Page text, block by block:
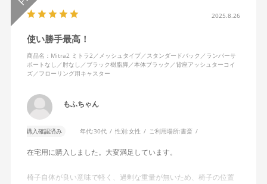
2025.8.26
使い勝手最高！
商品名：Mitra2 ミトラ2／メッシュタイプ／スタンダードバック／ランバーサ
ポートなし／肘なし／ブラック樹脂脚／本体ブラック／背座アッシュターコイ
ズ／フローリング用キャスター
もふちゃん
購入確認済み 年代:30代 性別:女性 ご利用場所:書斎
在宅用に購入しました。大変満足しています。
椅子自体が良い意味で軽く、過剰な重量が無いため、椅子の位置